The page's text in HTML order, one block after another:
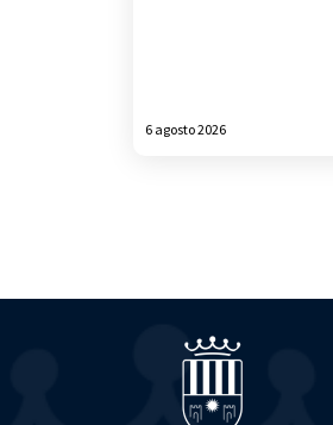
6 agosto 2026